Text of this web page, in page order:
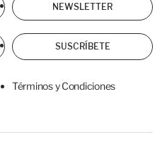
NEWSLETTER
SUSCRÍBETE
Términos y Condiciones